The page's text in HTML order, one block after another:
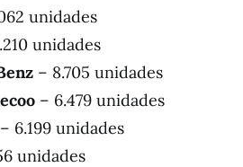
unidades
unidades
– 8.705 unidades
– 6.479 unidades
– 6.199 unidades
unidades